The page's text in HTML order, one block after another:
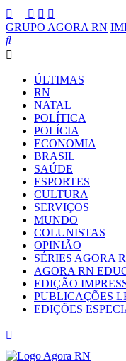
GRUPO AGORA RN
ÚLTIMAS
RN
NATAL
POLÍTICA
POLÍCIA
ECONOMIA
BRASIL
SAÚDE
ESPORTES
CULTURA
SERVIÇOS
MUNDO
COLUNISTAS
OPINIÃO
SÉRIES AGORA
AGORA RN
EDIÇÃO
PUBLICAÇÕES
EDIÇÕES